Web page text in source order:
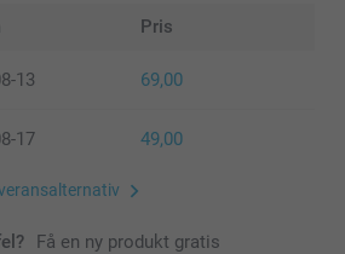
Pris
13 69,00
17 49,00
Få en ny produkt gratis